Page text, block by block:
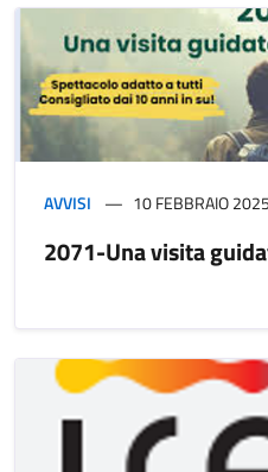
AVVISI 10 FEBBRAIO 2025
2071-Una visita